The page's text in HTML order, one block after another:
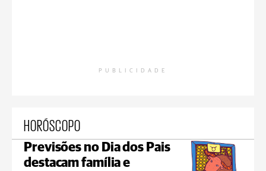
PUBLICIDADE
HORÓSCOPO
Previsões no Dia dos Pais
destacam família e